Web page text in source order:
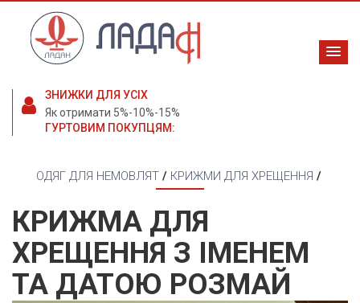
ЗНИЖКИ ДЛЯ УСІХ
Як отримати 5%-10%-15%
ГУРТОВИМ ПОКУПЦЯМ:
ОДЯГ ДЛЯ НЕМОВЛЯТ/ КРИЖМИ ДЛЯ ХРЕЩЕННЯ /
КРИЖМА ДЛЯ
ХРЕЩЕННЯ З ІМЕНЕМ
ТА ДАТОЮ РОЗМАЙ